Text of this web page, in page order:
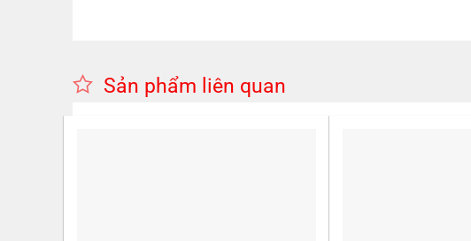
Sản phẩm liên quan